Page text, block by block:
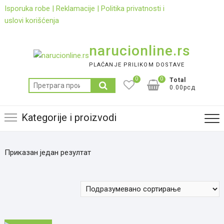
Skip
to
Isporuka robe | Reklamacije | Politika privatnosti i
uslovi korišćenja
narucionline.rs
PLAĆANJE PRILIKOM DOSTAVE
Претрага
за:
0
Total
0.00рсд
0
Kategorije i proizvodi
Приказан један резултат